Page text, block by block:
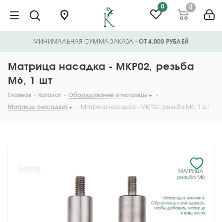
0 0
МИНИМАЛЬНАЯ СУММА ЗАКАЗА - ОТ 4.000 РУБЛЕЙ
Матрица насадка - MKP02, резьба
М6, 1 шт
Главная - Каталог - Оборудование и матрицы
-
Матрицы (насадки)
- Матрица насадка - MKP02, резьба М6, 1 шт